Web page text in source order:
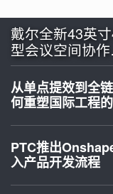
戴尔全新43英
型会议空间协
从单点提效到全
何重塑国际工程
PTC推出
入产品开发流程